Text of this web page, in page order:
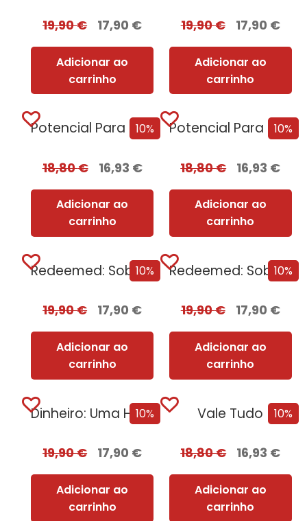
19,90€ 17,90 €
Adicionar ao
carrinho
19,90€ 17,90 €
Adicionar ao
carrinho
10%
Potencial Para Matar
18,80€ 16,93 €
Adicionar ao
carrinho
10%
Potencial Para Matar + Oferta Pacto Mortal
18,80€ 16,93 €
Adicionar ao
carrinho
10%
Redeemed: Sobrevivência e Redenção
19,90€ 17,90 €
Adicionar ao
carrinho
10%
Redeemed: Sobrevivência e Redenção + Oferta Prazer Proibido
19,90€ 17,90 €
Adicionar ao
carrinho
10%
Dinheiro: Uma História da Humanidade
19,90€ 17,90 €
Adicionar ao
carrinho
10%
Vale Tudo
18,80€ 16,93 €
Adicionar ao
carrinho